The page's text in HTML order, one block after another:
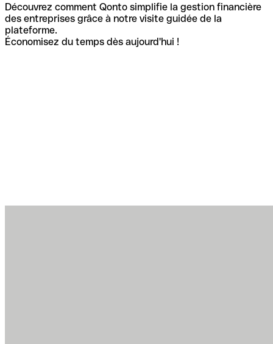
Découvrez comment Qonto simplifie la gestion financière
des entreprises grâce à notre visite guidée de la
plateforme.
Économisez du temps dès aujourd'hui !